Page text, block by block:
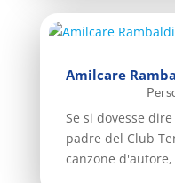
Amilcare
Se si dovesse
padre del Club
canzone